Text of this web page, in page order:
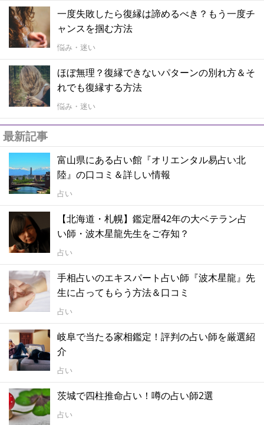
一度失敗したら復縁は諦めるべき？もう一度チ
ャンスを掴む方法
悩み・迷い
ほぼ無理？復縁できないパターンの別れ方＆そ
れでも復縁する方法
悩み・迷い
最新記事
富山県にある占い館『オリエンタル易占い北
陸』の口コミ＆詳しい情報
占い
【北海道・札幌】鑑定暦42年の大ベテラン占
い師・波木星龍先生をご存知？
占い
手相占いのエキスパート占い師『波木星龍』先
生に占ってもらう方法＆口コミ
占い
岐阜で当たる家相鑑定！評判の占い師を厳選紹
介
占い
茨城で四柱推命占い！噂の占い師2選
占い